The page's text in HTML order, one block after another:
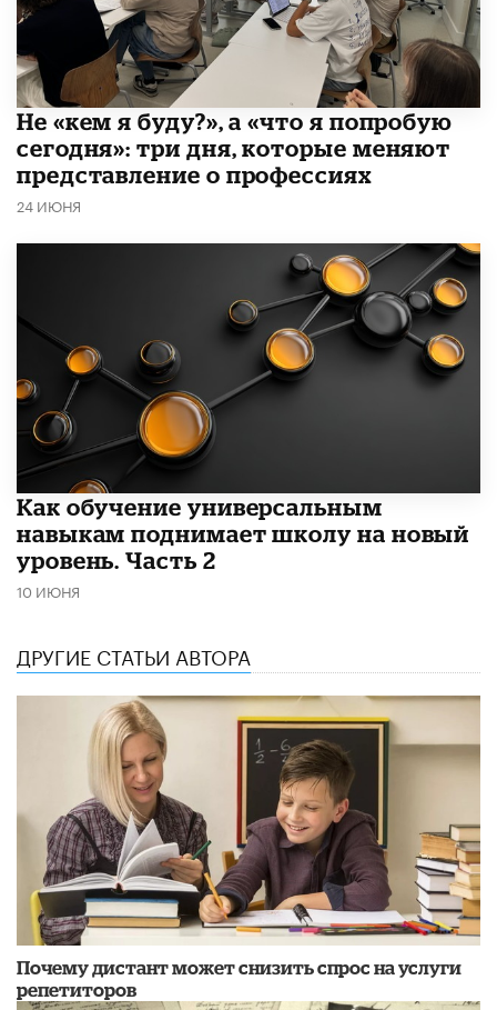
Не «кем я буду?», а «что я попробую
сегодня»: три дня, которые меняют
представление о профессиях
24 ИЮНЯ
​Как обучение универсальным
навыкам поднимает школу на новый
уровень. Часть 2
10 ИЮНЯ
ДРУГИЕ СТАТЬИ АВТОРА
Почему дистант может снизить спрос на услуги
репетиторов